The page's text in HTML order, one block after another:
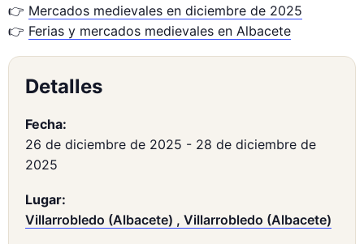
👉 Mercados medievales en diciembre de 2025
👉 Ferias y mercados medievales en Albacete
Detalles
Fecha:
26 de diciembre de 2025 - 28 de diciembre de
2025
Lugar:
Villarrobledo (Albacete) , Villarrobledo (Albacete)